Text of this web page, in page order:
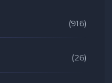
(916)
(26)